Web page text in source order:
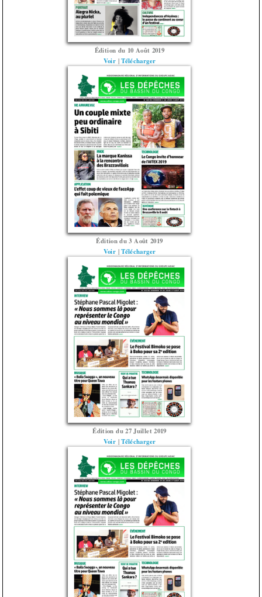
Édition du 10 Août 2019
Voir |Télécharger
Édition du 3 Août 2019
Voir |Télécharger
Édition du 27 Juillet 2019
Voir |Télécharger